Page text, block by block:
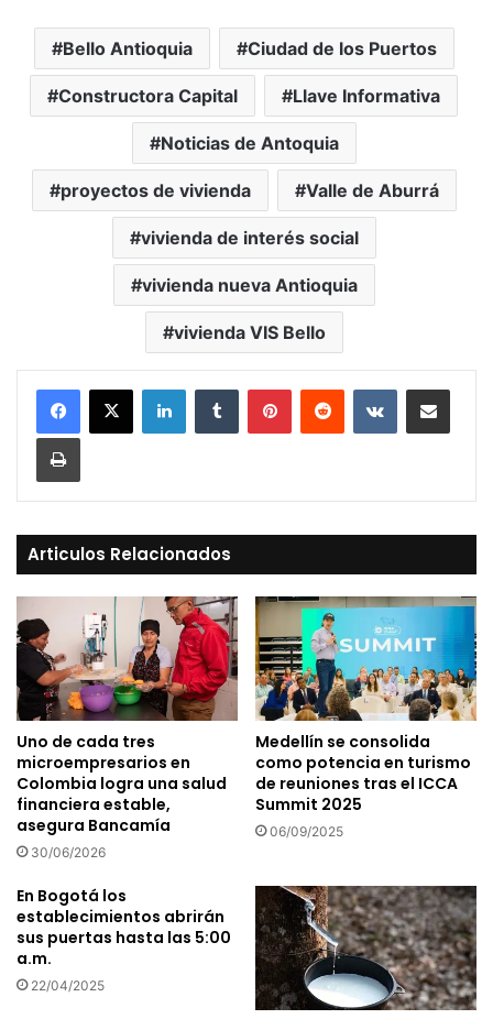
Bello Antioquia Ciudad de los Puertos
Constructora Capital Llave Informativa
Noticias de Antoquia
proyectos de vivienda Valle de Aburrá
vivienda de interés social
vivienda nueva Antioquia
vivienda VIS Bello
LinkedInTumblr PinterestReddit VKontakteCompartir vía Mail
Print
Articulos Relacionados
Uno de cada tres
microempresarios en
Colombia logra una salud
financiera estable,
asegura Bancamía
30/06/2026
Medellín se consolida
como potencia en turismo
de reuniones tras el ICCA
Summit 2025
06/09/2025
En Bogotá los
establecimientos abrirán
sus puertas hasta las 5:00
a.m.
22/04/2025